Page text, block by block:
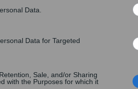
Data.
Data for Targeted
Sale, and/or Sharing
with the Purposes for which it